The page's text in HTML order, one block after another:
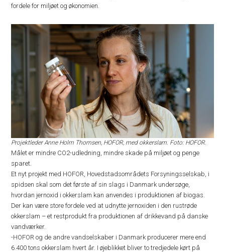
fordele for miljøet og økonomien.
Projektleder Anne Holm Thomsen, HOFOR, med okkerslam. Foto: HOFOR.
Målet er mindre CO2-udledning, mindre skade på miljøet og penge
sparet.
Et nyt projekt med HOFOR, Hovedstadsområdets Forsyningsselskab, i
spidsen skal som det første af sin slags i Danmark undersøge,
hvordan jernoxid i okkerslam kan anvendes i produktionen af biogas.
Der kan være store fordele ved at udnytte jernoxiden i den rustrøde
okkerslam – et restprodukt fra produktionen af drikkevand på danske
vandværker.
-HOFOR og de andre vandselskaber i Danmark producerer mere end
6.400 tons okkerslam hvert år. I øjeblikket bliver to tredjedele kørt på